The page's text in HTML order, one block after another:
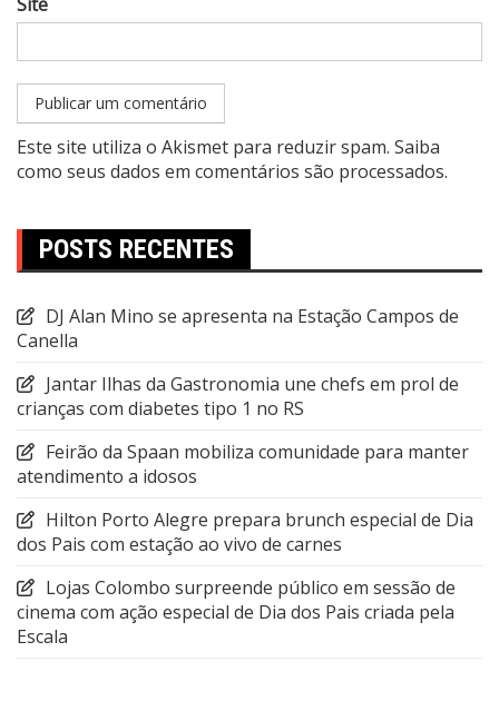
Este site utiliza o Akismet para reduzir spam. Saiba
como seus dados em comentários são processados.
POSTS RECENTES
DJ Alan Mino se apresenta na Estação Campos de
Canella
Jantar Ilhas da Gastronomia une chefs em prol de
crianças com diabetes tipo 1 no RS
Feirão da Spaan mobiliza comunidade para manter
atendimento a idosos
Hilton Porto Alegre prepara brunch especial de Dia
dos Pais com estação ao vivo de carnes
Lojas Colombo surpreende público em sessão de
cinema com ação especial de Dia dos Pais criada pela
Escala